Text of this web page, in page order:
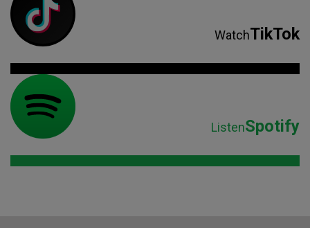
WatchTikTok
ListenSpotify